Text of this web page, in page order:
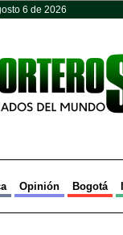
6 de 2026
Opinión Bogotá
Política